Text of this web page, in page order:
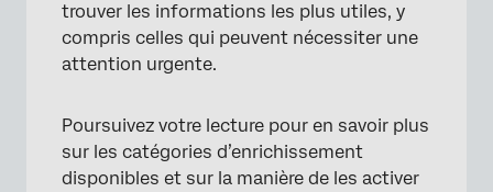
trouver les informations les plus utiles, y
compris celles qui peuvent nécessiter une
attention urgente.
Poursuivez votre lecture pour en savoir plus
sur les catégories d’enrichissement
disponibles et sur la manière de les activer